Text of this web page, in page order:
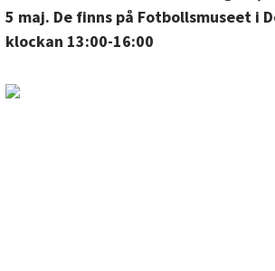
5 maj. De finns på Fotbollsmuseet i
klockan 13:00-16:00